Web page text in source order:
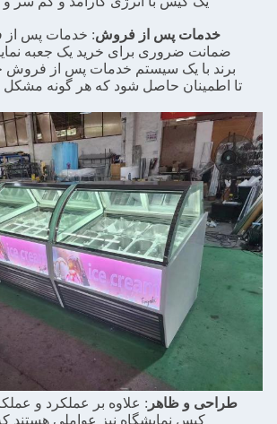
خدمات پس از فروش: خدمات پس از
ضمانت ضروری برای خرید یک جعبه
برند با یک سیستم خدمات پس از فروش
تا اطمینان حاصل شود که هر گونه مشکل
طراحی و ظاهر : علاوه بر عملکرد و
کیس نمایشگاه نیز عواملی هستند